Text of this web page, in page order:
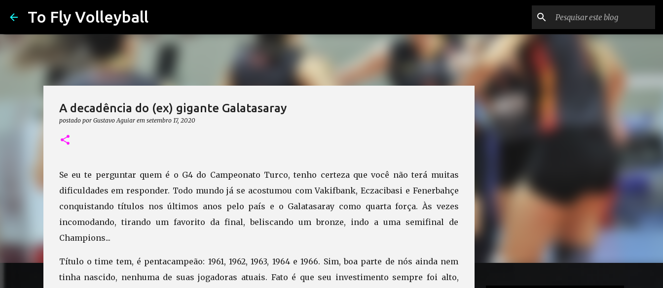
To Fly Volleyball
A decadência do (ex) gigante Galatasaray
postado por Gustavo Aguiar em setembro 17, 2020
Se eu te perguntar quem é o G4 do Campeonato Turco, tenho certeza que você não terá muitas
dificuldades em responder. Todo mundo já se acostumou com Vakifbank, Eczacibasi e Fenerbahçe
conquistando títulos nos últimos anos pelo país e o Galatasaray como quarta força. Às vezes
incomodando, tirando um favorito da final, beliscando um bronze, indo a uma semifinal de
Champions...
Título o time tem, é pentacampeão: 1961, 1962, 1963, 1964 e 1966. Sim, boa parte de nós ainda nem
tinha nascido, nenhuma de suas jogadoras atuais. Fato é que seu investimento sempre foi alto,